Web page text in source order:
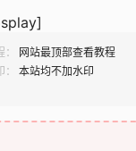
网站最顶部查看教程
本站均不加水印